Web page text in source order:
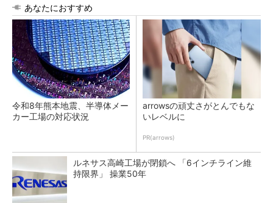
あなたにおすすめ
令和8年熊本地震、半導体メー
カー工場の対応状況
arrowsの頑丈さがとんでもな
いレベルに
PR(arrows)
ルネサス高崎工場が閉鎖へ 「6インチライン維
持限界」 操業50年